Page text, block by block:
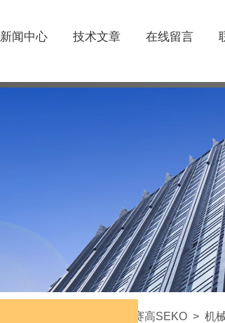
新闻中心 技术文章 在线留言
意大利赛高SEKO > 机